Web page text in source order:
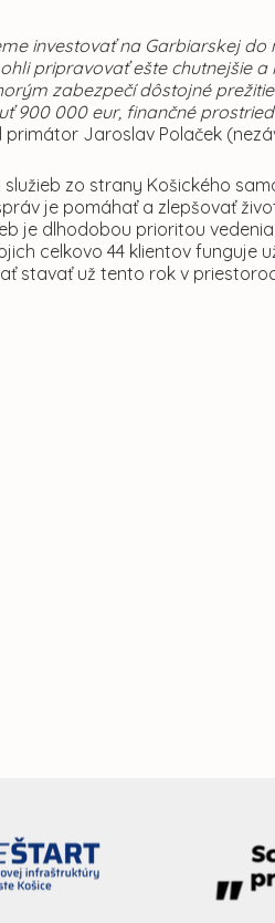
investovať na Garbiarskej do
pripravovať ešte chutnejšie a
zabezpečí dôstojné
900 000 eur, finančné
Jaroslav Polaček
zo strany Košického
je pomáhať a zlepšovať
je dlhodobou prioritou
celkovo 44 klientov funguje
stavať už tento rok v